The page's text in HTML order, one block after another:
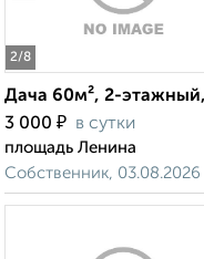
2/8
Дача 60м², 2-
3 000 ₽ в сутки
площадь Ленина
Собственник, 03.08.2026